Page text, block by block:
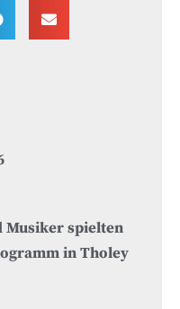
Musiker spielten
in Tholey